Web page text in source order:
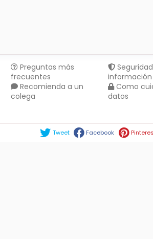
Preguntas más
frecuentes
Recomienda a un
colega
información
Como
datos
Tweet Facebook